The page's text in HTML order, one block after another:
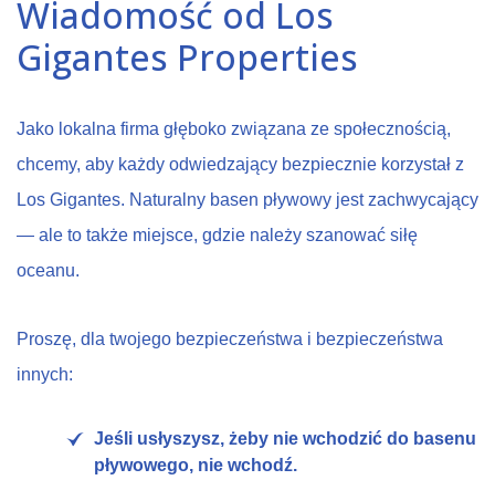
Wiadomość od Los
Gigantes Properties
Jako lokalna firma głęboko związana ze społecznością,
chcemy, aby każdy odwiedzający bezpiecznie korzystał z
Los Gigantes. Naturalny basen pływowy jest zachwycający
— ale to także miejsce, gdzie należy szanować siłę
oceanu.
Proszę, dla twojego bezpieczeństwa i bezpieczeństwa
innych:
Jeśli usłyszysz, żeby nie wchodzić do basenu
pływowego, nie wchodź.